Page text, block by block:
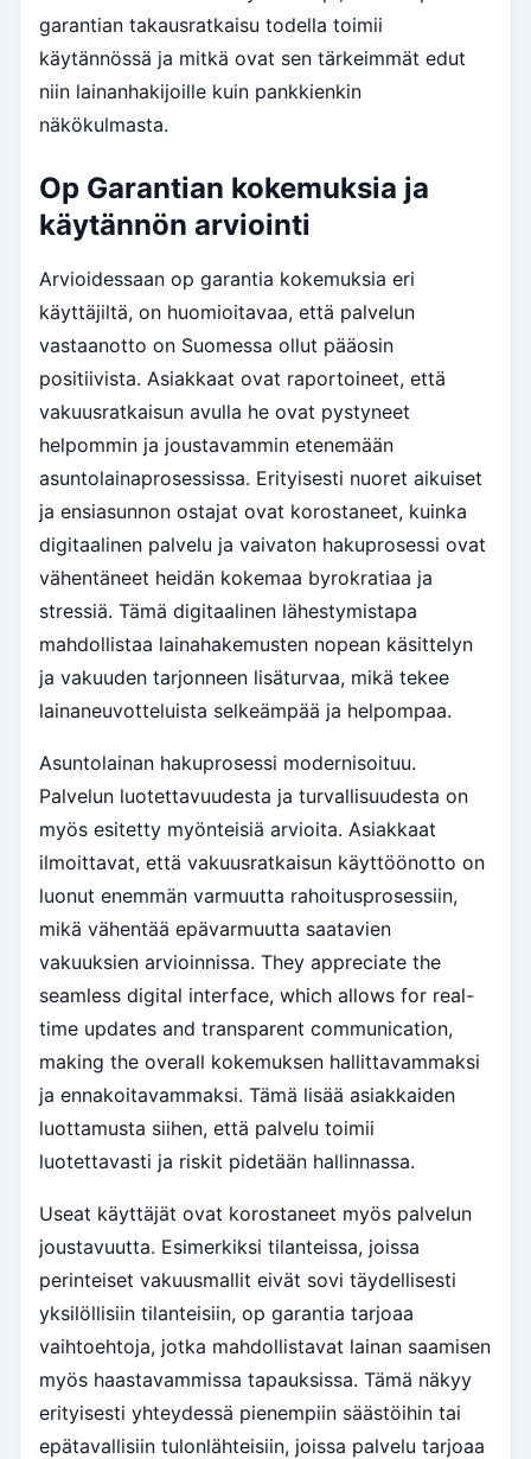
garantian takausratkaisu todella toimii
käytännössä ja mitkä ovat sen tärkeimmät edut
niin lainanhakijoille kuin pankkienkin
näkökulmasta.
Op Garantian kokemuksia ja
käytännön arviointi
Arvioidessaan op garantia kokemuksia eri
käyttäjiltä, on huomioitavaa, että palvelun
vastaanotto on Suomessa ollut pääosin
positiivista. Asiakkaat ovat raportoineet, että
vakuusratkaisun avulla he ovat pystyneet
helpommin ja joustavammin etenemään
asuntolainaprosessissa. Erityisesti nuoret aikuiset
ja ensiasunnon ostajat ovat korostaneet, kuinka
digitaalinen palvelu ja vaivaton hakuprosessi ovat
vähentäneet heidän kokemaa byrokratiaa ja
stressiä. Tämä digitaalinen lähestymistapa
mahdollistaa lainahakemusten nopean käsittelyn
ja vakuuden tarjonneen lisäturvaa, mikä tekee
lainaneuvotteluista selkeämpää ja helpompaa.
Asuntolainan hakuprosessi modernisoituu.
Palvelun luotettavuudesta ja turvallisuudesta on
myös esitetty myönteisiä arvioita. Asiakkaat
ilmoittavat, että vakuusratkaisun käyttöönotto on
luonut enemmän varmuutta rahoitusprosessiin,
mikä vähentää epävarmuutta saatavien
vakuuksien arvioinnissa. They appreciate the
seamless digital interface, which allows for real-
time updates and transparent communication,
making the overall kokemuksen hallittavammaksi
ja ennakoitavammaksi. Tämä lisää asiakkaiden
luottamusta siihen, että palvelu toimii
luotettavasti ja riskit pidetään hallinnassa.
Useat käyttäjät ovat korostaneet myös palvelun
joustavuutta. Esimerkiksi tilanteissa, joissa
perinteiset vakuusmallit eivät sovi täydellisesti
yksilöllisiin tilanteisiin, op garantia tarjoaa
vaihtoehtoja, jotka mahdollistavat lainan saamisen
myös haastavammissa tapauksissa. Tämä näkyy
erityisesti yhteydessä pienempiin säästöihin tai
epätavallisiin tulonlähteisiin, joissa palvelu tarjoaa